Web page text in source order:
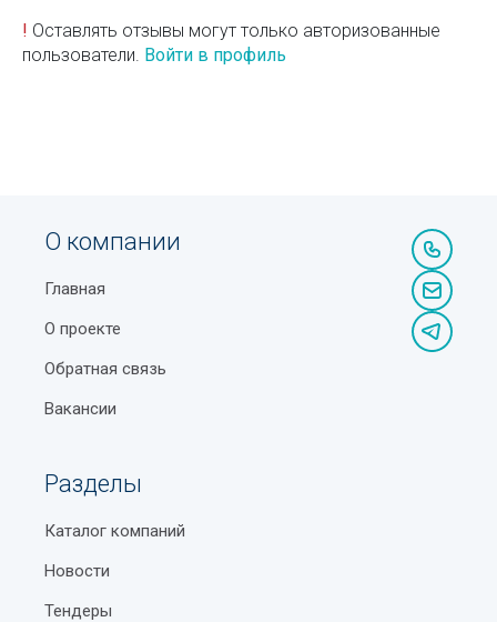
! Оставлять отзывы могут только авторизованные
пользователи. Войти в профиль
О компании
Главная
О проекте
Обратная связь
Вакансии
Разделы
Каталог компаний
Новости
Тендеры